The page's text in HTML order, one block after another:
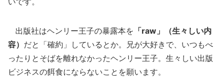
出版社はヘンリー王子の暴露本を 「raw」（生々しい内
容） だと「確約」しているとか。兄が大好きで、いつもべ
ったりとそばを離れなかったヘンリー王子。生々しい出版
ビジネスの餌食にならないことを願います。